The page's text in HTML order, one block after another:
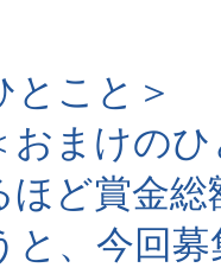
こと＞
まけのひ
ほど賞金
と、今回